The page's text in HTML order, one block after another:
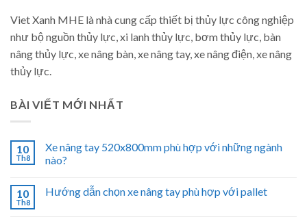
Viet Xanh MHE là nhà cung cấp thiết bị thủy lực công nghiệp
như bộ nguồn thủy lực, xi lanh thủy lực, bơm thủy lực, bàn
nâng thủy lực, xe nâng bàn, xe nâng tay, xe nâng điện, xe nâng
thủy lực.
BÀI VIẾT MỚI NHẤT
10
Th8
Xe nâng tay 520x800mm phù hợp với những ngành
nào?
10
Th8
Hướng dẫn chọn xe nâng tay phù hợp với pallet